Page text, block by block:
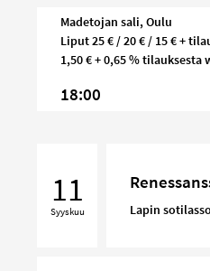
Norden
Madetojan sali, Oulu
Liput 25 € / 20 € / 15 € +
1,50 € + 0,65 %
18:00
perintö
11
Syyskuu Lapin